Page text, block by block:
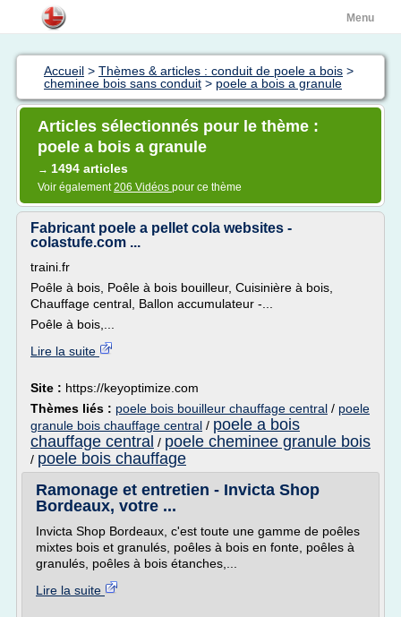
Menu
Accueil > Thèmes & articles : conduit de poele a bois >
cheminee bois sans conduit > poele a bois a granule
Articles sélectionnés pour le thème :
poele a bois a granule
→ 1494 articles
Voir également206 Vidéos pour ce thème
Fabricant poele a pellet cola websites -
colastufe.com ...
traini.fr
Poêle à bois, Poêle à bois bouilleur, Cuisinière à bois,
Chauffage central, Ballon accumulateur -...
Poêle à bois,...
Lire la suite
Site : https://keyoptimize.com
Thèmes liés : poele bois bouilleur chauffage central / poele
granule bois chauffage central / poele a bois
chauffage central / poele cheminee granule bois
/ poele bois chauffage
Ramonage et entretien - Invicta Shop
Bordeaux, votre ...
Invicta Shop Bordeaux, c'est toute une gamme de poêles
mixtes bois et granulés, poêles à bois en fonte, poêles à
granulés, poêles à bois étanches,...
Lire la suite